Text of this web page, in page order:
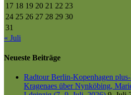
17 18 19 20 21 22 23
24 25 26 27 28 29 30
31
« Juli
Neueste Beiträge
Radtour Berlin-Kopenhagen
Kragenaes über Nynköbing,